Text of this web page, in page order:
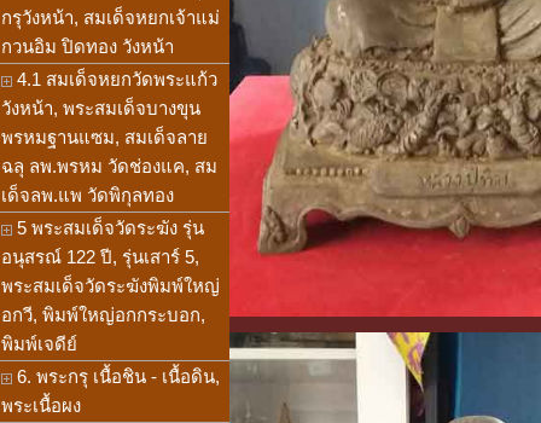
กรุวังหน้า, สมเด็จหยกเจ้าแม่
กวนอิม ปิดทอง วังหน้า
4.1 สมเด็จหยกวัดพระแก้ว
วังหน้า, พระสมเด็จบางขุน
พรหมฐานแซม, สมเด็จลาย
ฉลุ ลพ.พรหม วัดช่องแค, สม
เด็จลพ.แพ วัดพิกุลทอง
5 พระสมเด็จวัดระฆัง รุ่น
อนุสรณ์ 122 ปี, รุ่นเสาร์ 5,
พระสมเด็จวัดระฆังพิมพ์ใหญ่
อกวี, พิมพ์ใหญ่อกกระบอก,
พิมพ์เจดีย์
6. พระกรุ เนื้อชิน - เนื้อดิน,
พระเนื้อผง